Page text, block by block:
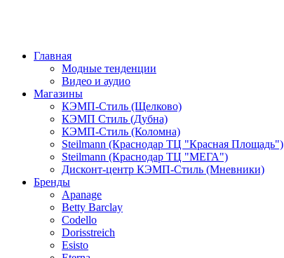
Главная
Модные тенденции
Видео и аудио
Магазины
КЭМП-Стиль (Щелково)
КЭМП Стиль (Дубна)
КЭМП-Стиль (Коломна)
Steilmann (Краснодар ТЦ "Красная Площадь")
Steilmann (Краснодар ТЦ "МЕГА")
Дисконт-центр КЭМП-Стиль (Мневники)
Бренды
Apanage
Betty Barclay
Codello
Dorisstreich
Esisto